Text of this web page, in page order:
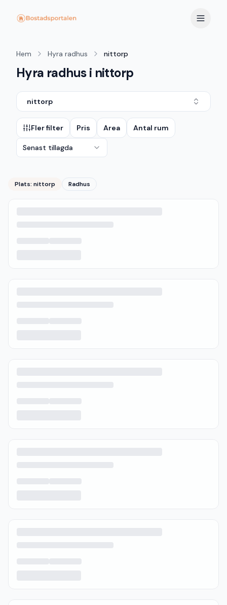
Hem Hyra radhus nittorp
Hyra radhus i nittorp
nittorp
Fler filter Pris Area Antal rum
Senast tillagda
Plats: nittorp Radhus